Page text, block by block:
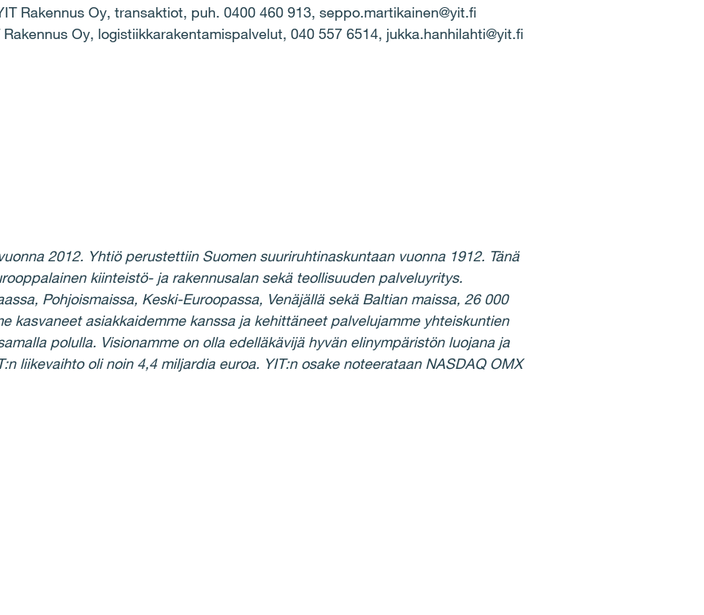
Rakennus Oy, transaktiot, puh. 0400 460 913, seppo.martikainen@yit.fi
Oy, logistiikkarakentamispalvelut, 040 557 6514, jukka.hanhilahti@yit.fi
2012. Yhtiö perustettiin Suomen suuriruhtinaskuntaan vuonna 1912. Tänä
kiinteistö- ja rakennusalan sekä teollisuuden palveluyritys.
Pohjoismaissa, Keski-Euroopassa, Venäjällä sekä Baltian maissa, 26 000
kasvaneet asiakkaidemme kanssa ja kehittäneet palvelujamme yhteiskuntien
polulla. Visionamme on olla edelläkävijä hyvän elinympäristön luojana ja
liikevaihto oli noin 4,4 miljardia euroa. YIT:n osake noteerataan NASDAQ OMX